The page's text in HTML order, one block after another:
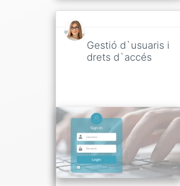
Gestió d`usuaris i
drets d`accés